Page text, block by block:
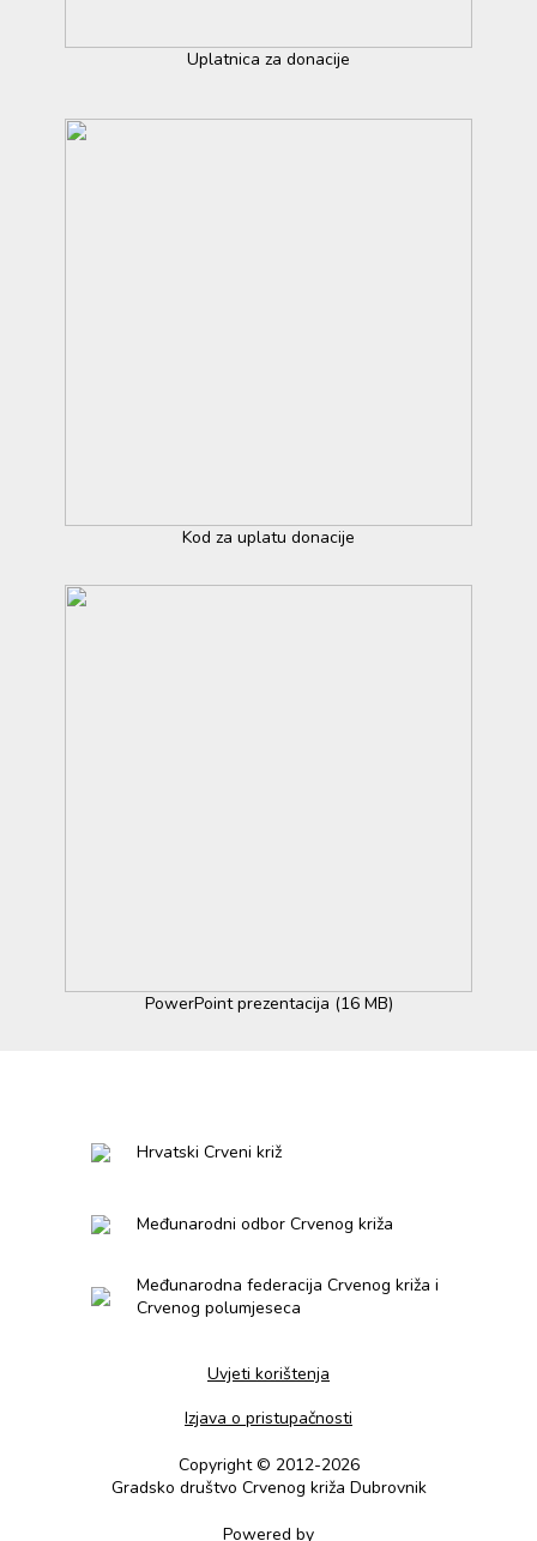
Uplatnica za donacije
Kod za uplatu donacije
PowerPoint prezentacija (16 MB)
Hrvatski Crveni križ
Međunarodni odbor Crvenog križa
Međunarodna federacija Crvenog križa i
Crvenog polumjeseca
Uvjeti korištenja
Izjava o pristupačnosti
Copyright © 2012-2026
Gradsko društvo Crvenog križa Dubrovnik
Powered by